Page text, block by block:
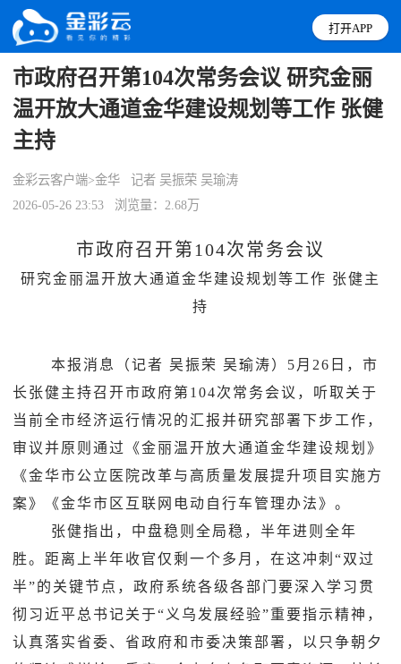
打开APP
市政府召开第104次常务会议 研究金丽
温开放大通道金华建设规划等工作 张健
主持
金彩云客户端>金华
记者 吴振荣 吴瑜涛
2026-05-26 23:53
浏览量：2.68万
市政府召开第104次常务会议
研究金丽温开放大通道金华建设规划等工作 张健主
持
本报消息（记者 吴振荣 吴瑜涛） 5月26日，市
长张健主持召开市政府第104次常务会议，听取关于
当前全市经济运行情况的汇报并研究部署下步工作，
审议并原则通过《金丽温开放大通道金华建设规划》
《金华市公立医院改革与高质量发展提升项目实施方
案》《金华市区互联网电动自行车管理办法》。
张健指出，中盘稳则全局稳，半年进则全年
胜。距离上半年收官仅剩一个多月，在这冲刺“双过
半”的关键节点，政府系统各级各部门要深入学习贯
彻习近平总书记关于“义乌发展经验”重要指示精神，
认真落实省委、省政府和市委决策部署，以只争朝夕